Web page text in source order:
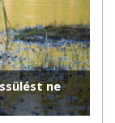
ne